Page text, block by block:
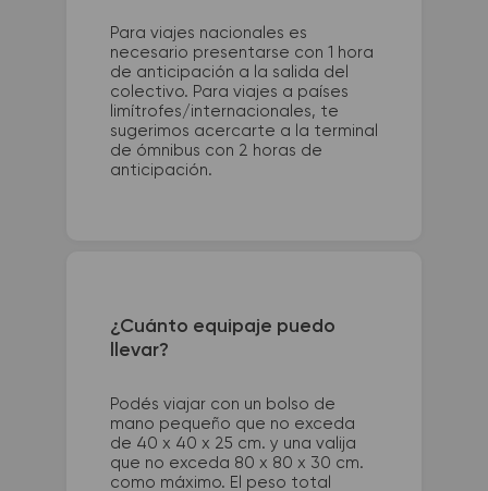
Para viajes nacionales es
necesario presentarse con 1 hora
de anticipación a la salida del
colectivo. Para viajes a países
limítrofes/internacionales, te
sugerimos acercarte a la terminal
de ómnibus con 2 horas de
anticipación.
¿Cuánto equipaje puedo
llevar?
Podés viajar con un bolso de
mano pequeño que no exceda
de 40 x 40 x 25 cm. y una valija
que no exceda 80 x 80 x 30 cm.
como máximo. El peso total